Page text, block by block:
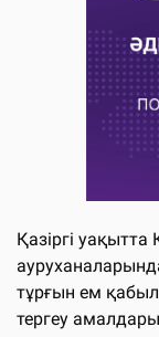
Қазіргі
тұрғын ем
тергеу